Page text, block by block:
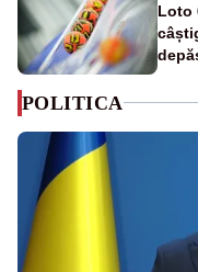
Loto
POLITICA